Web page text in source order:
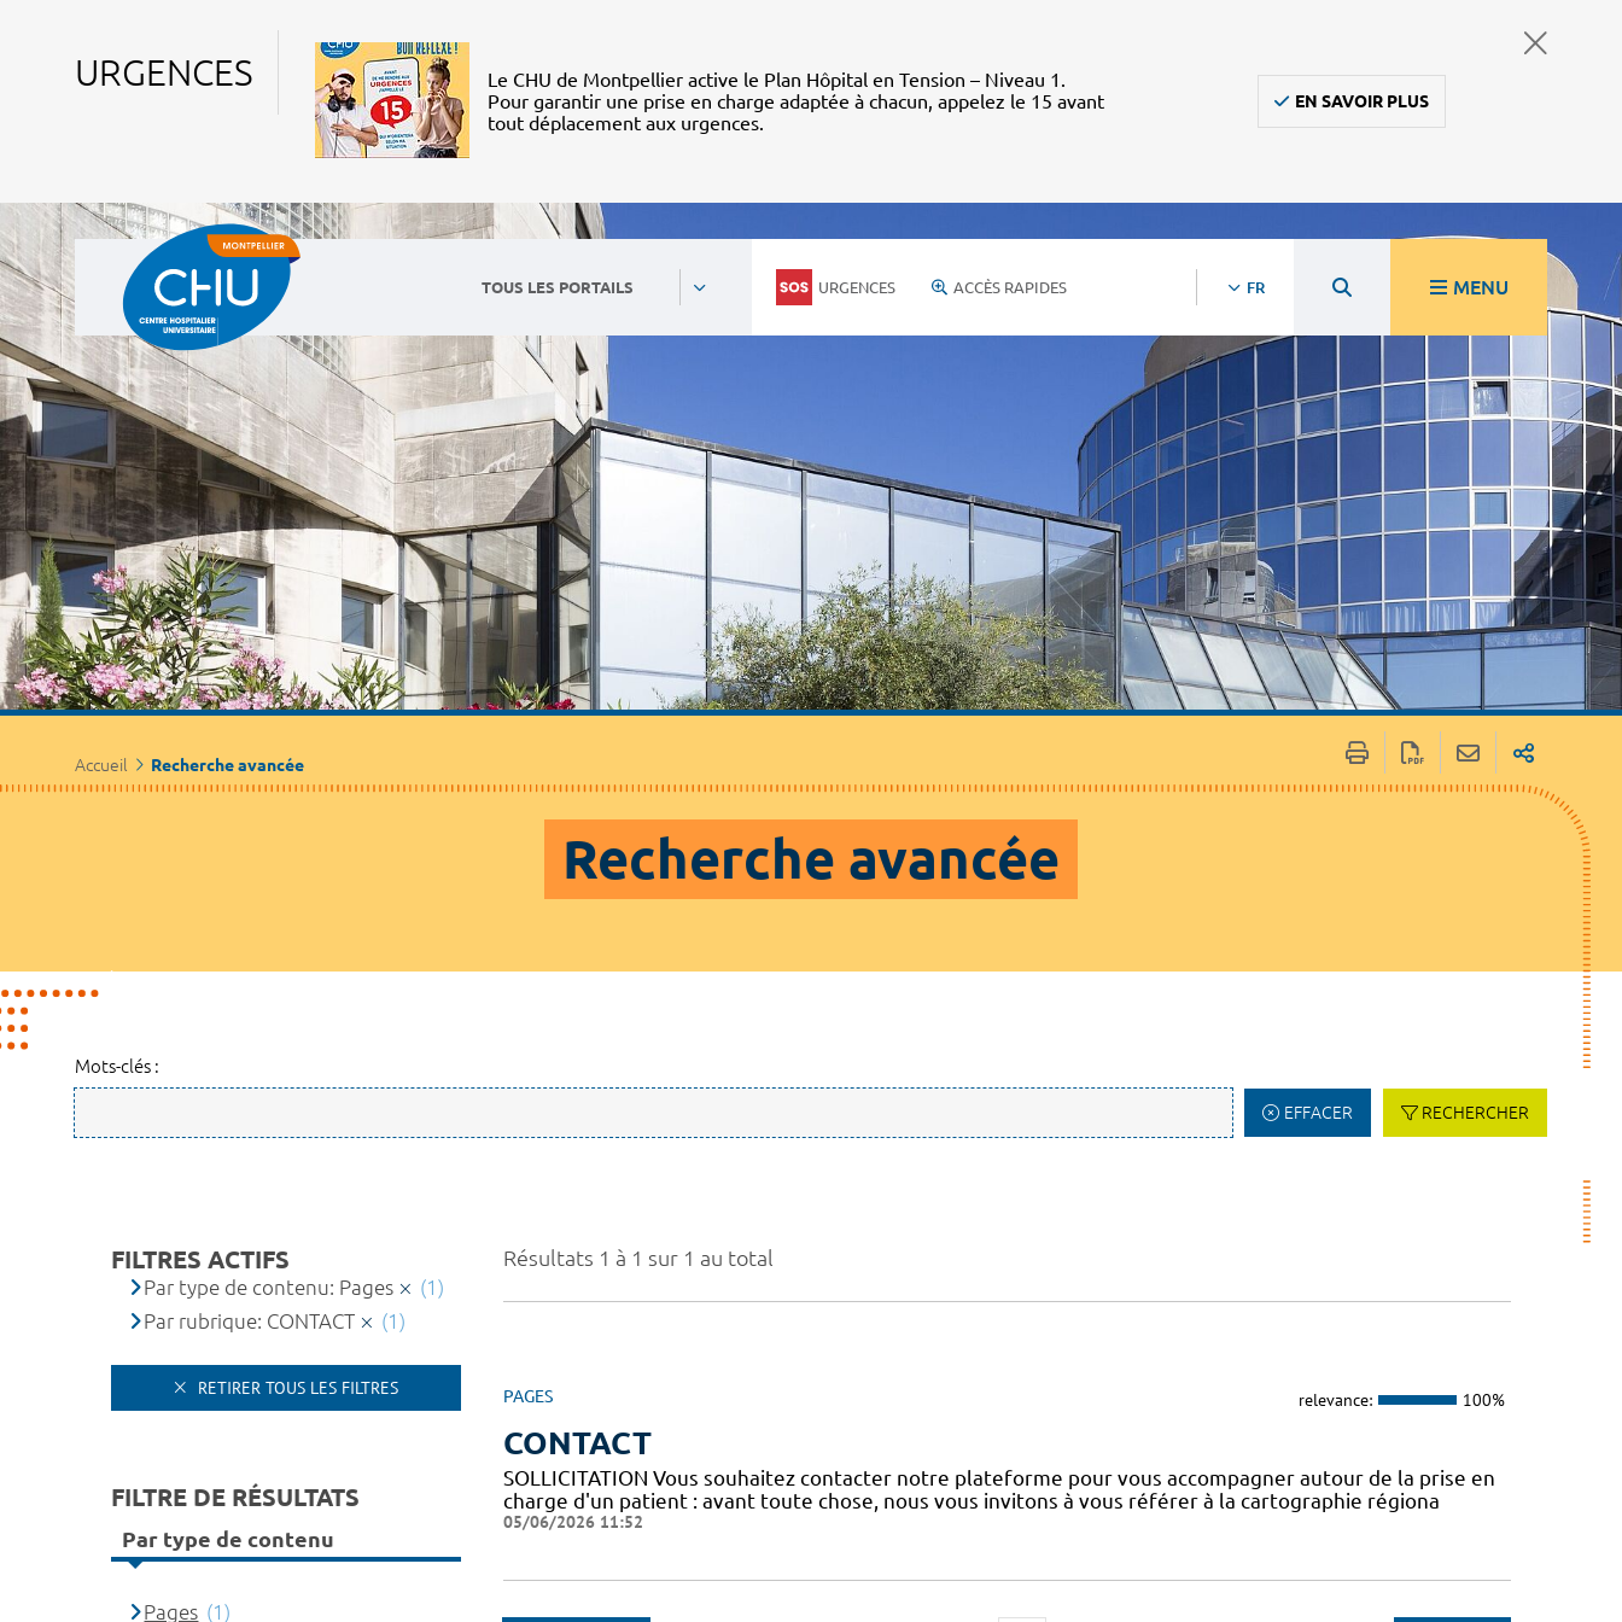
URGENCES
Le CHU de Montpellier active le Plan Hôpital en Tension – Niveau 1.
Pour garantir une prise en charge adaptée à chacun, appelez le 15 avant
tout déplacement aux urgences.
EN SAVOIR PLUS
TOUS LES PORTAILS URGENCES ACCÈS RAPIDES FR MENU
Accueil Recherche avancée
Recherche avancée
Mots-clés :
EFFACER RECHERCHER
Résultats 1 à 1 sur 1 au total
PAGES relevance: 100%
CONTACT
SOLLICITATION Vous souhaitez contacter notre plateforme pour vous accompagner autour de la prise en
charge d'un patient : avant toute chose, nous vous invitons à vous référer à la cartographie régiona
05/06/2026 11:52
FILTRES ACTIFS
Par type de contenu: Pages
(1)
Par rubrique: CONTACT
(1)
RETIRER TOUS LES FILTRES
FILTRE DE RÉSULTATS
Par type de contenu
Pages (1)